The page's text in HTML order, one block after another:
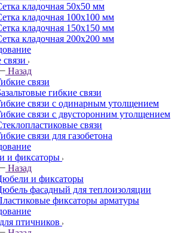
кладочная 50x50 мм
кладочная 100x100 мм
кладочная 150x150 мм
кладочная 200x200 мм
Назад
связи
гибкие связи
связи с одинарным утолщением
связи с двусторонним утолщением
связи
связи для газобетона
и фиксаторы
Назад
и фиксаторы
фасадный для теплоизоляции
фиксаторы арматуры
птичников